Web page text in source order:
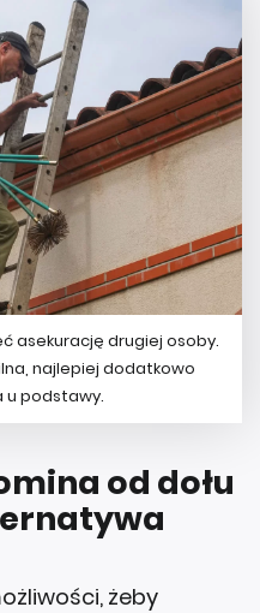
asekurację drugiej osoby.
najlepiej dodatkowo
u podstawy.
od dołu
żeby